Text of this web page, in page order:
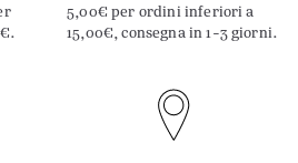
5,00€ per ordini inferiori a
15,00€, consegna in 1-3 giorni.